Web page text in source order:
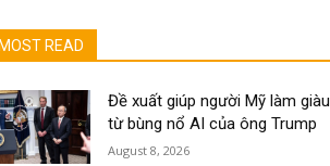
MOST READ
Đề xuất giúp người Mỹ làm giàu
từ bùng nổ AI của ông Trump
August 8, 2026